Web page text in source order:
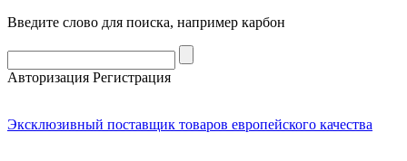
Введите слово для поиска, например карбон
Авторизация Регистрация
Эксклюзивный поставщик товаров европейского качества